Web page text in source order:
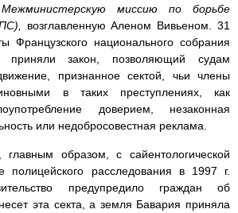
Межминистерскую миссию по борьбе
возглавленную Аленом Вивьеном. 31
Французского национального собрания
приняли закон, позволяющий судам
признанное сектой, чьи члены
в таких преступлениях, как
доверием, незаконная
или недобросовестная реклама.
главным образом, с сайентологической
полицейского расследования в 1997 г.
предупредило граждан об
эта секта, а земля Бавария приняла